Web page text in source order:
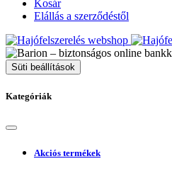
Kosár
Elállás a szerződéstől
Süti beállítások
Kategóriák
Akciós termékek